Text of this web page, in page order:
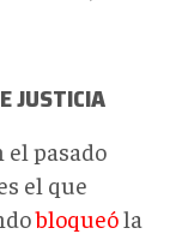
JUSTICIA
el pasado
el que
bloqueóla